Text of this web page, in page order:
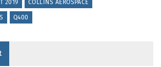
2019 COLLINS AEROSPACE
Q400